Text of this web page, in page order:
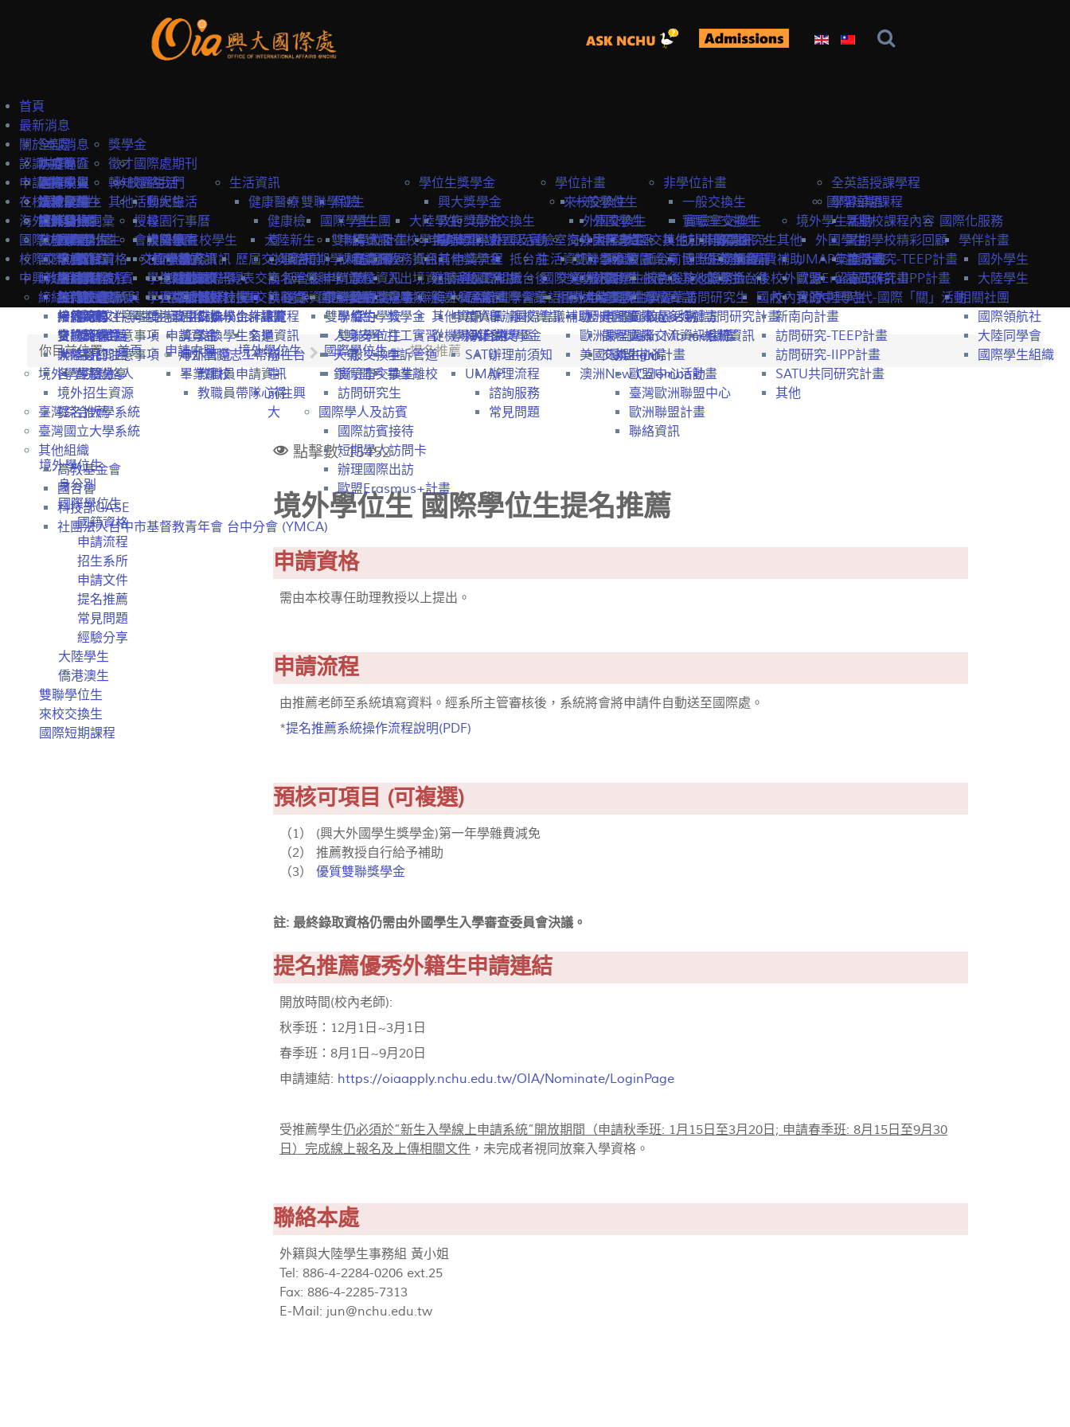
首頁
最新消息
全部消息
防疫專區
國際學生
本地學生
教職員
獎學金
徵才
轉知
其他
關於本處
本處簡介
本處成員
法規彙編
中英雙語詞彙
國際處期刊
聯絡我們
活動紀錄
搜尋
會議記錄
認識中興
選擇中興
認識台灣
認識台中
就學費用
學費
生活費
工作機會
校園生活
興大生活
校園行事曆
校園地圖
校內設施
學生活動
學習生活
學生住宿
生活資訊
健康醫療
健康檢
查
心理諮
商
就醫資
訊
保險
學生團
保
商業保
險
全民健
保
交通資訊
前往台
中
前往興
大
人身安全
天氣
銀行開戶
學位生獎學金
興大獎學金
政府獎學金
專案獎學金
其他獎學金
學位計畫
一般學位生
外國學生
大陸學生
雙聯學位生
外國學生
大陸學生
非學位計畫
一般交換生
實驗室交換生
訪問研究生
國際短期課程
全英語授課學程
學習華語
申請中興
境外學位生
身分別
國際學位生
國籍資格
申請流程
招生系所
申請文件
提名推薦
常見問題
經驗分享
大陸學生
申請資訊
課程資訊
常見問題
僑港澳生
申請資訊
雙聯學位生
國際學生
申請資訊
課程資訊
大陸學生
申請資訊
來校交換生
外國交換生
申請資訊
課程資訊
交換生心得
實驗室交換生
申請資訊
研究室資訊
交換生心得
大陸交換生
申請資訊
課程資訊
交換生心得
訪問研究生
訪問研究計畫
相關資訊
國際短期課程
暑期校課程內容
暑期學校精彩回顧
訪問研究-TEEP計畫
訪問研究-IIPP計畫
在校境外學生
境外學位生
外國新生
抵台前
抵台後
統一證號與
簽證
學習華語
外國在校學生
教務資訊
選課資訊
工作證
居留證
獎學金
申訴管道
畢業離校
大陸新生
抵台前
抵台後
選課資訊
大陸在校學生
教務資訊
入出境資訊
親屬探親
獎學金
打工實習
申訴管道
畢業離校
境外交換生
外國及實驗室交換生
抵台前
抵台後
學習華語
離校資訊
大陸交換生
抵台前
抵台後
離校資訊
訪問研究生
抵台前
抵台後
境外學生活動
外國學生
年度活動
留臺工作
大陸學生
國際化服務
學伴計畫
國外學生
大陸學生
相關社團
國際領航社
大陸同學會
國際學生組織
海外教育計畫
交換學生計畫
申請簡章
申請流程
熱門校統計
常見問題
交換獎學金
交換學校資訊
海外地區
大陸地區
歷屆交換資訊
交換名單
交換心得
雙聯學位計畫
申請流程
學校資訊
雙聯獎學金
海外短期課程與活動
申請流程
活動資訊
海外實習計畫
申請資訊
學海築夢獎學金
海外國際志工
計畫緣起
服務目標
申請資訊
歷史回顧
其他赴外獎學金
博士生獎學金
其他獎學金
其他
UMAP交換計畫
歐盟Erasmus+計畫
我的中興時代-國際「關」活動
國際訪賓與學人
國際訪賓
關於國際訪賓
接待原則
接待紀錄
國際學人
關於國際學人
交換教授計畫
歐盟Erasmus+計畫
短期學人訪問卡
申請流程
申請要點
抵台前
邀請函&工作證
簽證&居留證
其他資訊
從機場到台中
生活資訊
交通資訊
相關連結
校園資源
校內設施&服務
學習華語
校園活動
經費補助
校外資源
校內資源
校際交流合作
締結合約
締約注意事項
締約流程
合約範本
大陸簽約注意事項
各學院聯絡人
姊妹校一覽表
姊妹校搜尋
姊妹校合作總覽
雙聯學位
雙聯締約注意事項
雙聯締約學校
參與國際組織
EAIE
APAIE
NAFSA
SATU
UMAP
國際獎助計畫
國外
歐洲聯盟Erasmus+計畫
歐洲聯盟Jean Monnet計畫
美國Fulbright計畫
澳洲New Colombo計畫
國內
新南向計畫
訪問研究-TEEP計畫
訪問研究-IIPP計畫
SATU共同研究計畫
其他
臺灣綜合大學系統
臺灣國立大學系統
其他組織
高教基金會
國合會
科技部GASE
社團法人台中市基督教青年會 台中分會 (YMCA)
中興教職員
締結合約
一般締約注意事項
雙聯締約注意事項
聯絡窗口
境外學生招生
境外招生資源
提名推薦
海外教育計畫
交換學生計畫流程
交換學生名單
海外國際志工帶隊
教職員申請資訊
教職員帶隊心得
國際學生
學位生
雙聯學位生
一般交換生
實驗室交換生
訪問研究生
國際學人及訪賓
國際訪賓接待
短期學人訪問卡
辦理國際出訪
歐盟Erasmus+計畫
主辦國際會議
舉辦國際會議補助
入台證專區
辦理前須知
辦理流程
諮詢服務
常見問題
國際化資源
國際處多媒體
國際交流資訊系統
歐盟中心
歐盟中心活動
臺灣歐洲聯盟中心
歐洲聯盟計畫
聯絡資訊
你目前位置: 首頁 申請中興 境外學位生 國際學位生 提名推薦
境外學位生
身分別
國際學位生
國籍資格
申請流程
招生系所
申請文件
提名推薦
常見問題
經驗分享
大陸學生
僑港澳生
雙聯學位生
來校交換生
國際短期課程
點擊數: 15452
境外學位生 國際學位生提名推薦
申請資格
需由本校專任助理教授以上提出。
申請流程
由推薦老師至系統填寫資料。經系所主管審核後，系統將會將申請件自動送至國際處。
*提名推薦系統操作流程說明(PDF)
預核可項目 (可複選)
（1） (興大外國學生獎學金)第一年學雜費減免
（2） 推薦教授自行給予補助
（3）優質雙聯獎學金
註: 最終錄取資格仍需由外國學生入學審查委員會決議。
提名推薦優秀外籍生申請連結
開放時間(校內老師):
秋季班：12月1日~3月1日
春季班：8月1日~9月20日
申請連結: https://oiaapply.nchu.edu.tw/OIA/Nominate/LoginPage
受推薦學生仍必須於”新生入學線上申請系統”開放期間（申請秋季班: 1月15日至3月20日; 申請春季班: 8月15日至9月30
日）完成線上報名及上傳相關文件 ，未完成者視同放棄入學資格。
聯絡本處
外籍與大陸學生事務組 黃小姐
Tel: 886-4-2284-0206 ext.25
Fax: 886-4-2285-7313
E-Mail: jun@nchu.edu.tw